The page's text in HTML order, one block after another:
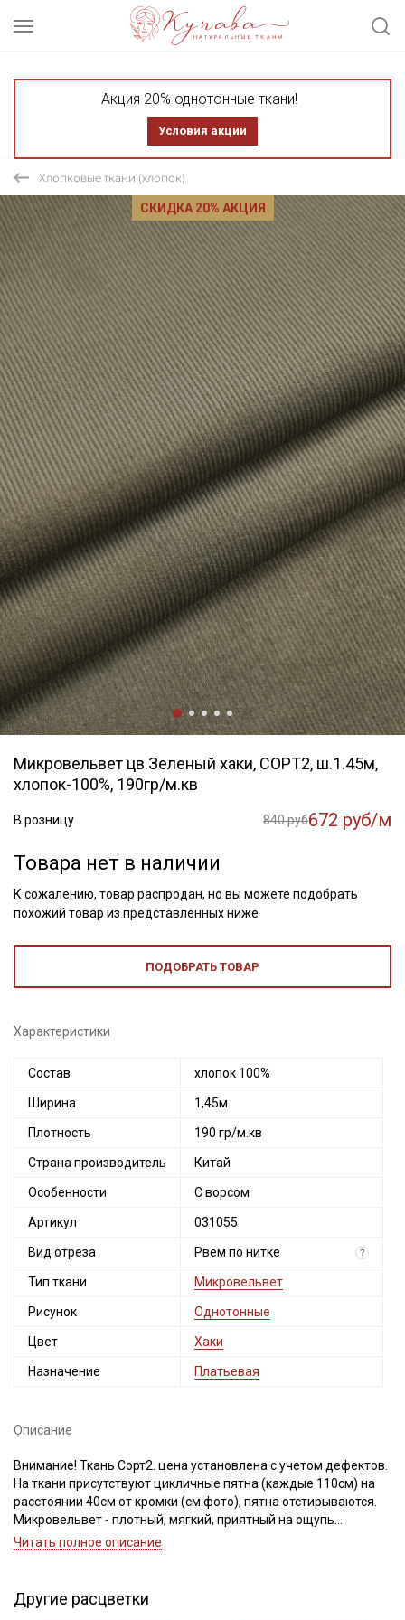
Акция 20% однотонные ткани!
Условия акции
Хлопковые ткани (хлопок)
СКИДКА 20% АКЦИЯ
Микровельвет цв.Зеленый хаки, СОРТ2, ш.1.45м,
хлопок-100%, 190гр/м.кв
В розницу 840 руб672 руб/м
Товара нет в наличии
К сожалению, товар распродан, но вы можете подобрать
похожий товар из представленных ниже
ПОДОБРАТЬ ТОВАР
Характеристики
Состав хлопок 100%
Ширина 1,45м
Плотность 190 гр/м.кв
Страна производитель Китай
Особенности С ворсом
Артикул 031055
Вид отреза Рвем по нитке ?
Тип ткани Микровельвет
Рисунок Однотонные
Цвет Хаки
Назначение Платьевая
Описание
Внимание! Ткань Сорт2. цена установлена с учетом дефектов.
На ткани присутствуют цикличные пятна (каждые 110см) на
расстоянии 40см от кромки (см.фото), пятна отстирываются.
Микровельвет - плотный, мягкий, приятный на ощупь
материал с бархатистой поверхностью. Лицевая сторона
Прекрасно подходит для пошива взрослой и детской одежды:
свитшотов, юбок, брюк, комбинезонов, спортивных костюмов в
Читать полное описание
Другие расцветки